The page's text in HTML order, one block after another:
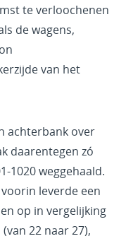
te verloochenen
de wagens,
van het
achterbank over
daarentegen zó
1020 weggehaald.
leverde een
op in vergelijking
22 naar 27),